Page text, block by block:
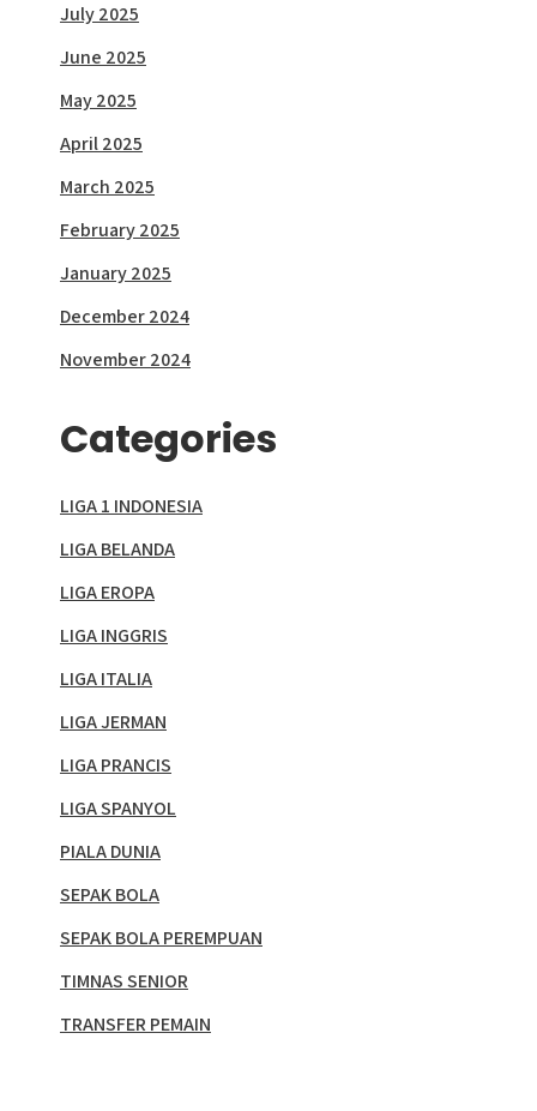
July 2025
June 2025
May 2025
April 2025
March 2025
February 2025
January 2025
December 2024
November 2024
Categories
LIGA 1 INDONESIA
LIGA BELANDA
LIGA EROPA
LIGA INGGRIS
LIGA ITALIA
LIGA JERMAN
LIGA PRANCIS
LIGA SPANYOL
PIALA DUNIA
SEPAK BOLA
SEPAK BOLA PEREMPUAN
TIMNAS SENIOR
TRANSFER PEMAIN